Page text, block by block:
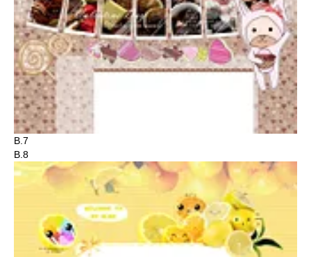
B.7
B.8